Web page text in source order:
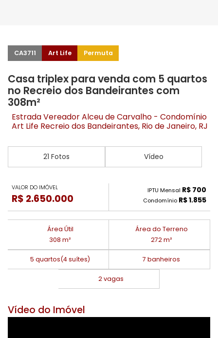
CA3711 Art Life Permuta
Casa triplex para venda com 5 quartos
no Recreio dos Bandeirantes com
308m²
Estrada Vereador Alceu de Carvalho - Condomínio
Art Life Recreio dos Bandeirantes, Rio de Janeiro, RJ
21 Fotos Vídeo
VALOR DO IMÓVEL
R$ 2.650.000
IPTU Mensal R$ 700
Condomínio R$ 1.855
Área Útil
308 m²
Área do Terreno
272 m²
5 quartos(4 suítes) 7 banheiros
2 vagas
Vídeo do Imóvel